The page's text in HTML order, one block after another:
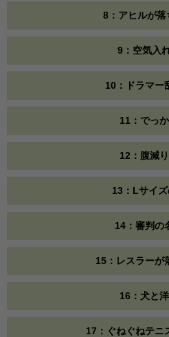
8：アヒルが落
9：空気入
10：ドラマー
11：でっ
12：腹減
13：Lサイ
14：審判の
15：レスラーが
16：犬と
17：ぐねぐねテニ